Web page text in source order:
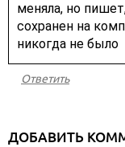
меняла, но
сохранен на
никогда не было
Ответить
ДОБАВИТЬ